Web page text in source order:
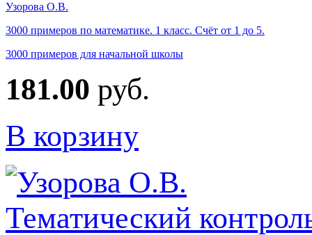
Узорова О.В.
3000 примеров по математике. 1 класс. Счёт от 1 до 5.
3000 примеров для начальной школы
181.00 руб.
В корзину